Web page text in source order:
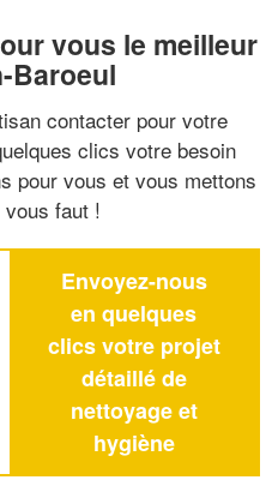
vous le meilleur
Baroeul
contacter pour votre
clics votre besoin
pour vous et vous mettons
faut !
Envoyez-nous
en quelques
clics votre projet
détaillé de
nettoyage et
hygiène